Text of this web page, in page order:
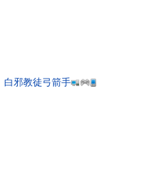
白邪教徒弓箭手